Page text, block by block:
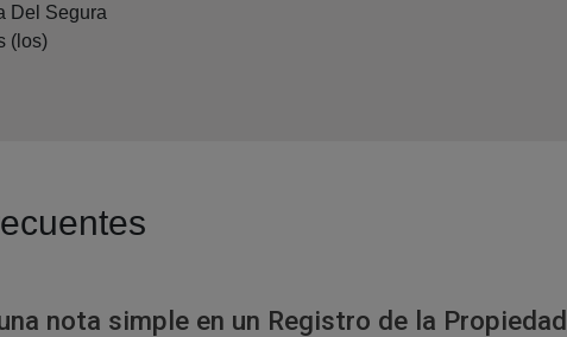
Del Segura
(los)
nota simple en un Registro de la Propiedad